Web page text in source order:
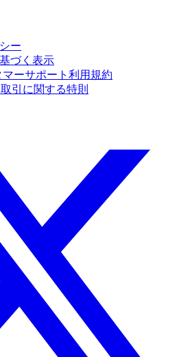
ー
づく表示
ーサポート利用規約
引に関する特則